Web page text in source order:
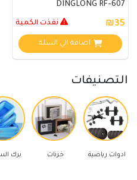
DINGLONG RF-607
₪35 نفذت الكمية
اضافة الي السلة
التصنيفات
خزنات برك السباحة